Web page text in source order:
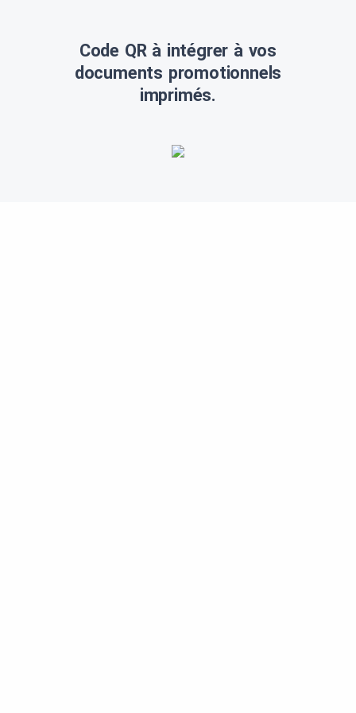
Code QR à intégrer à vos
documents promotionnels
imprimés.